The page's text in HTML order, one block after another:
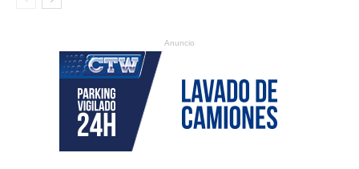
Anuncio